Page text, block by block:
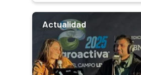
Actualidad